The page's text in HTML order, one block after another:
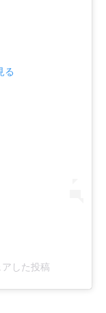
る
した投稿